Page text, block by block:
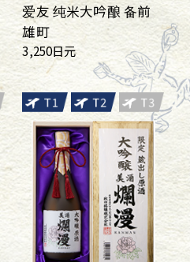
爱友 纯米大吟酿 备前
雄町
3,250日元